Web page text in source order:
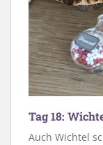
Tag 18:
Auch Wichtel